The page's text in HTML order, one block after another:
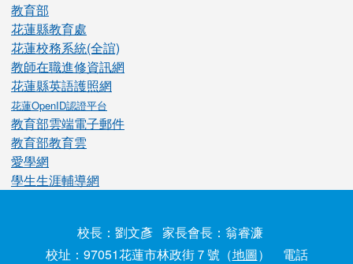
教育部
花蓮縣教育處
花蓮校務系統(全誼)
教師在職進修資訊網
花蓮縣英語護照網
花蓮OpenID認證平台
教育部雲端電子郵件
教育部教育雲
愛學網
學生生涯輔導網
校長：劉文彥 家長會長：翁睿濂
校址：97051花蓮市林政街７號（地圖） 電話